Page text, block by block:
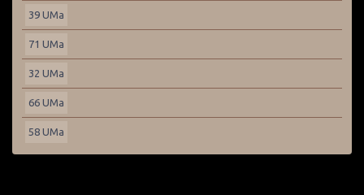
39 UMa
71 UMa
32 UMa
66 UMa
58 UMa